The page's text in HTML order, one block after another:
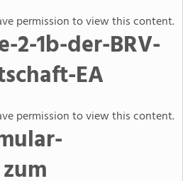
permission to view this content.
2-1b-der-BRV-
EA
permission to view this content.